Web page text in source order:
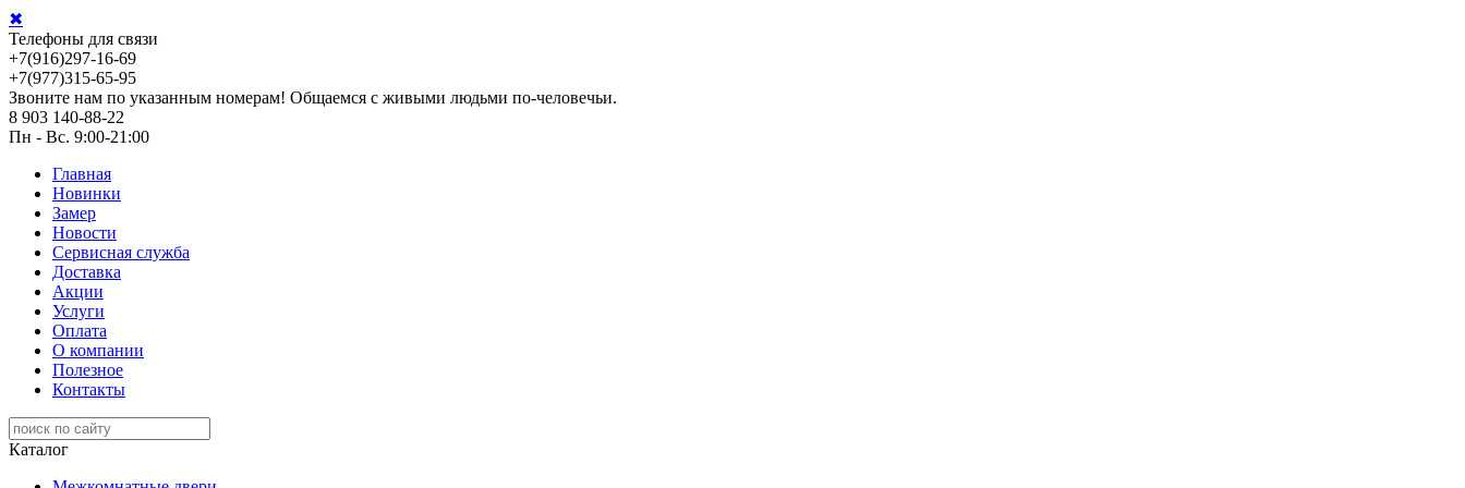
✖
Телефоны для связи
+7(916)297-16-69
+7(977)315-65-95
Звоните нам по указанным номерам! Общаемся с живыми людьми по-человечьи.
8 903 140-88-22
Пн - Вс. 9:00-21:00
Главная
Новинки
Замер
Новости
Сервисная служба
Доставка
Акции
Услуги
Оплата
О компании
Полезное
Контакты
Каталог